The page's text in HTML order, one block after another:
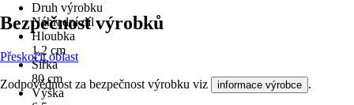
Druh výrobku
Náhradní díl
Hloubka
1,2 cm
Šířka
80 cm
Výška
Bezpečnost výrobků
Přeskočit oblast
Zodpovědnost za bezpečnost výrobku viz informace výrobce .